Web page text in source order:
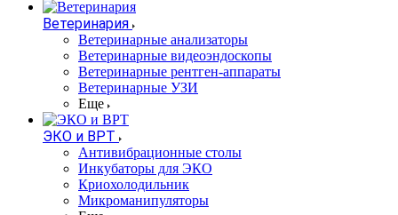
Ветеринария
Ветеринарные анализаторы
Ветеринарные видеоэндоскопы
Ветеринарные рентген-аппараты
Ветеринарные УЗИ
Еще
ЭКО и ВРТ
Антивибрационные столы
Инкубаторы для ЭКО
Криохолодильник
Микроманипуляторы